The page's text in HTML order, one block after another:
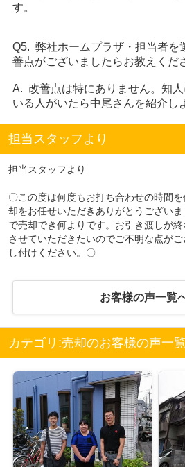
す。
Q5. 弊社ホームプラザ・担当者を
善点がございましたらお教えくだ
A. 改善点は特にありません。知
いる人がいたら中尾さんを紹介し
担当スタッフより
担当スタッフより
〇この度は何度もお打ち合わせの時間
却をお任せいただきありがとうござい
で売却でき何よりです。お引き渡しが
させていただきたいのでご不明な点が
し付けください。〇
お客様の声一覧
カテゴリ:売却のお客様の声一覧